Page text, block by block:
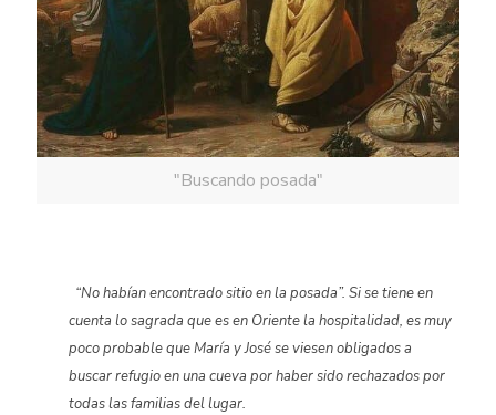
"Buscando posada"
“No habían encontrado sitio en la posada”. Si se tiene en
cuenta lo sagrada que es en Oriente la hospitalidad, es muy
poco probable que María y José se viesen obligados a
buscar refugio en una cueva por haber sido rechazados por
todas las familias del lugar.